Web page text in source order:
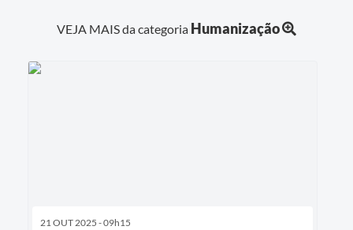
VEJA MAIS da categoria Humanização
21 OUT 2025 - 09h15